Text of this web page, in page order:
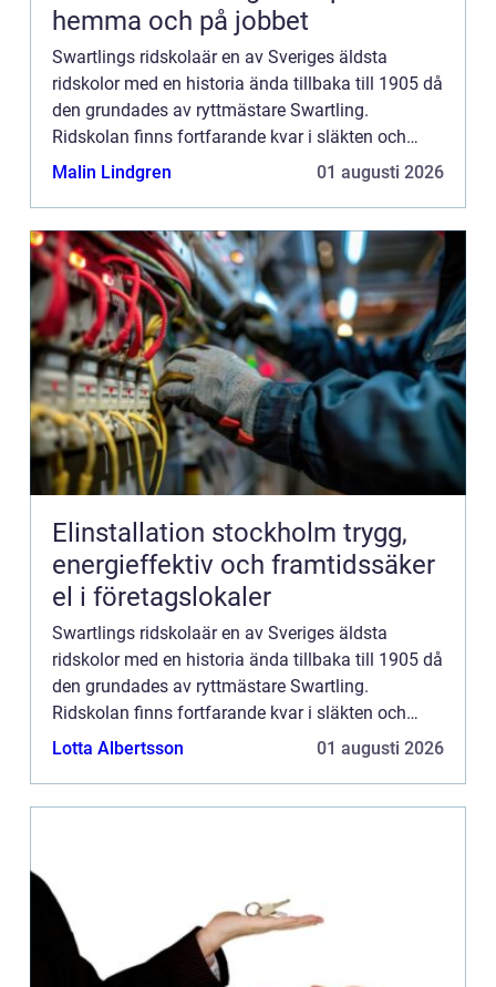
hemma och på jobbet
Swartlings ridskolaär en av Sveriges äldsta
ridskolor med en historia ända tillbaka till 1905 då
den grundades av ryttmästare Swartling.
Ridskolan finns fortfarande kvar i släkten och
drivs idag avGunilla och Christophe...
Malin Lindgren 01 augusti 2026
Elinstallation stockholm trygg,
energieffektiv och framtidssäker
el i företagslokaler
Swartlings ridskolaär en av Sveriges äldsta
ridskolor med en historia ända tillbaka till 1905 då
den grundades av ryttmästare Swartling.
Ridskolan finns fortfarande kvar i släkten och
drivs idag avGunilla och Christophe...
Lotta Albertsson 01 augusti 2026